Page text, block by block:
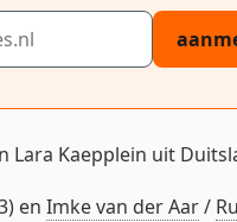
Lara Kaepplein uit
en Imke van der Aar/